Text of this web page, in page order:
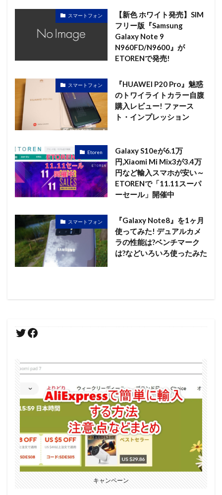
スマートフォン
【新色 ホワイト発売】SIM
フリー版『Samsung
Galaxy Note 9
N960FD/N9600』が
ETORENで発売!
スマートフォン
『HUAWEI P20 Pro』魅惑
のトワイライトカラー自腹
購入レビュー! ファース
ト・インプレッション
Etoren
Galaxy S10eが6.1万
円,Xiaomi Mi Mix3が3.4万
円など輸入スマホが安い～
ETORENで「11.11スーパ
ーセール」開催中
スマートフォン
『Galaxy Note8』を1ヶ月
使ってみた! デュアルカメ
ラの性能は?ベンチマーク
は?などいろいろ使ったみた
キャンペーン